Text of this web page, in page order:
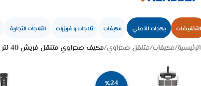
التخفيضات بكجات الأصلي مكيفات ثلاجات و فريزرات الثلاجات التجارية
الرئيسية/مكيفات/متنقل صحراوي/مكيف صحراوي متنقل فريش 40 لتر تربو – ديجيتال – أبيض
٪24